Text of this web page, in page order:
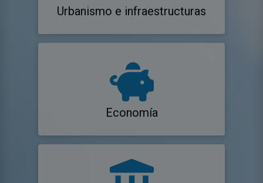
Urbanismo e infraestructuras
Economía